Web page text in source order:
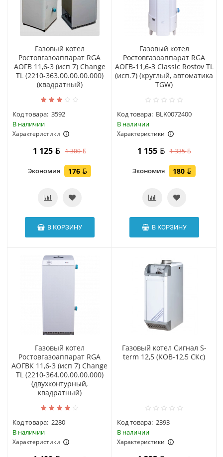
Газовый котел
Ростовгазоаппарат RGA
АОГВ 11,6-3 (исп 7) Change
TL (2210-363.00.00.00.000)
(квадратный)
Код товара: 3592
В наличии
Характеристики
1 125 1 300
Экономия 176
В КОРЗИНУ
Газовый котел
Ростовгазоаппарат RGA
АОГВ-11,6-3 Classic Rostov TL
(исп.7) (круглый, автоматика
TGW)
Код товара: BLK0072400
В наличии
Характеристики
1 155 1 335
Экономия 180
В КОРЗИНУ
Газовый котел
Ростовгазоаппарат RGA
АОГВК 11,6-3 (исп 7) Change
TL (2210-364.00.00.00.000)
(двухконтурный,
квадратный)
Код товара: 2280
В наличии
Характеристики
Газовый котел Сигнал S-
term 12,5 (КОВ-12,5 СКс)
Код товара: 2393
В наличии
Характеристики